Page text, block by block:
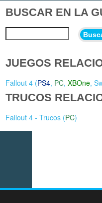
BUSCAR EN LA
JUEGOS
Fallout 4 (PS4, PC,XBOne,
TRUCOS
Fallout 4 - Trucos (PC)